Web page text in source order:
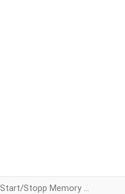
Start/Stopp Memory Modul